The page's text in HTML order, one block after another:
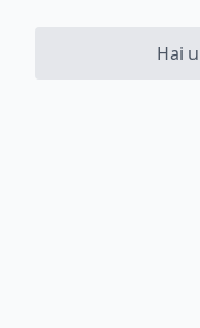
Hai